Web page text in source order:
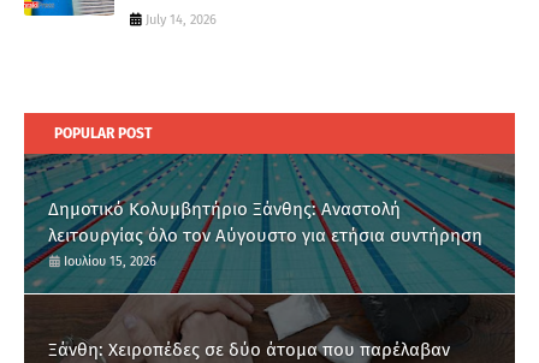
July 14, 2026
POPULAR POST
Δημοτικό Κολυμβητήριο Ξάνθης: Αναστολή
λειτουργίας όλο τον Αύγουστο για ετήσια συντήρηση
Ιουλίου 15, 2026
Ξάνθη: Χειροπέδες σε δύο άτομα που παρέλαβαν